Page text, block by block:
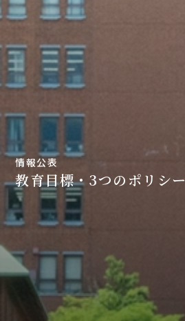
情報公表
教育目標・3つのポリシー